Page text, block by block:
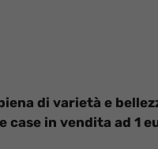
di varietà e
in vendita ad 1